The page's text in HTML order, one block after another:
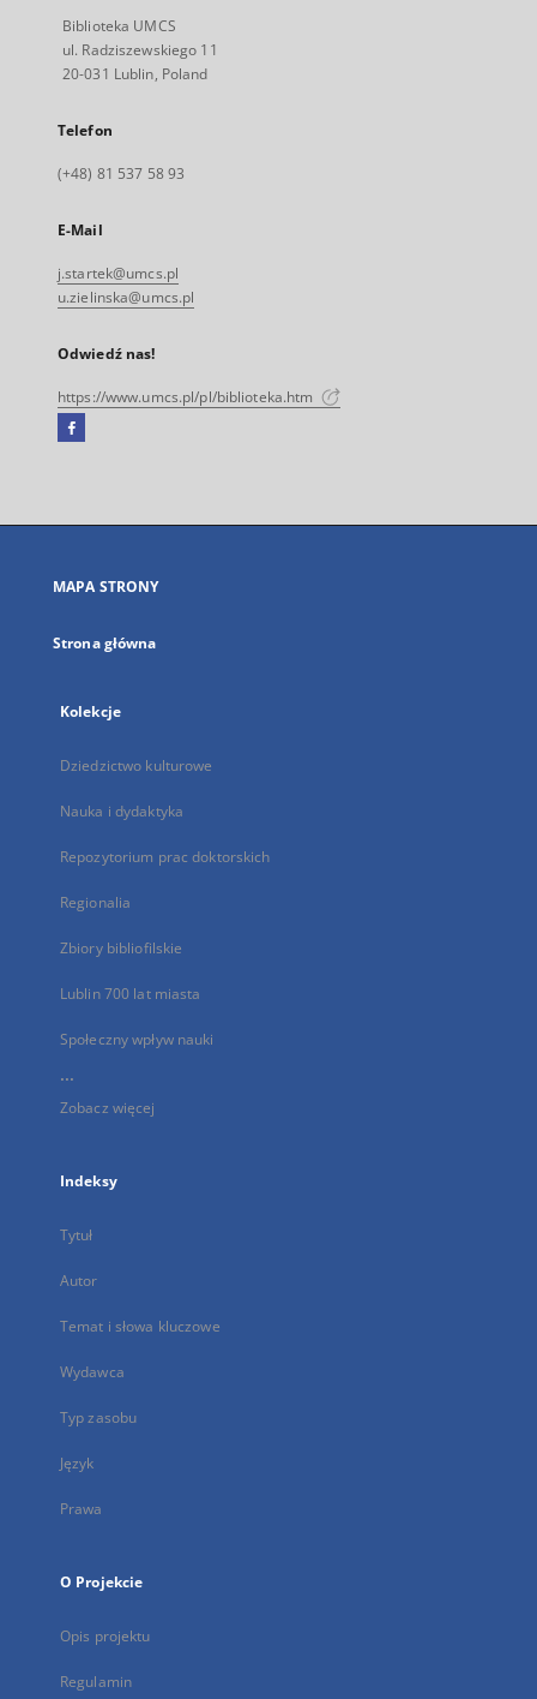
Biblioteka UMCS
ul. Radziszewskiego 11
20-031 Lublin, Poland
Telefon
(+48) 81 537 58 93
E-Mail
j.startek@umcs.pl
u.zielinska@umcs.pl
Odwiedź nas!
https://www.umcs.pl/pl/biblioteka.htm
Facebook
się
karcie
MAPA STRONY
Strona główna
Kolekcje
Dziedzictwo kulturowe
Nauka i dydaktyka
Repozytorium prac doktorskich
Regionalia
Zbiory bibliofilskie
Lublin 700 lat miasta
Społeczny wpływ nauki
...
Zobacz więcej
Indeksy
Tytuł
Autor
Temat i słowa kluczowe
Wydawca
Typ zasobu
Język
Prawa
O Projekcie
Opis projektu
Regulamin